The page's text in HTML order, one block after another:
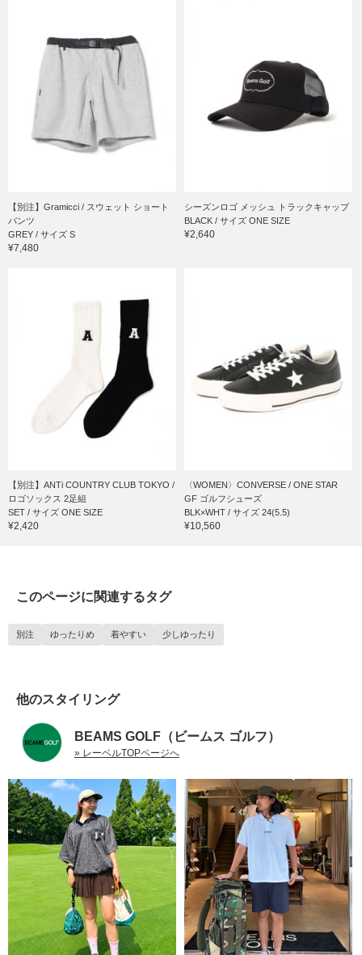
【別注】Gramicci / スウェット ショート
パンツ
GREY / サイズ S
¥7,480
シーズンロゴ メッシュ トラックキャップ
BLACK / サイズ ONE SIZE
¥2,640
【別注】ANTi COUNTRY CLUB TOKYO /
ロゴソックス 2足組
SET / サイズ ONE SIZE
¥2,420
〈WOMEN〉CONVERSE / ONE STAR
GF ゴルフシューズ
BLK×WHT / サイズ 24(5.5)
¥10,560
このページに関連するタグ
別注 ゆったりめ 着やすい 少しゆったり
他のスタイリング
BEAMS GOLF（ビームス ゴルフ）
» レーベルTOPページへ